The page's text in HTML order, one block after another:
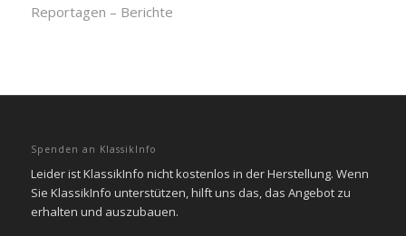
Reportagen – Berichte
Spenden an KlassikInfo
Leider ist KlassikInfo nicht kostenlos in der Herstellung. Wenn
Sie KlassikInfo unterstützen, hilft uns das, das Angebot zu
erhalten und auszubauen.